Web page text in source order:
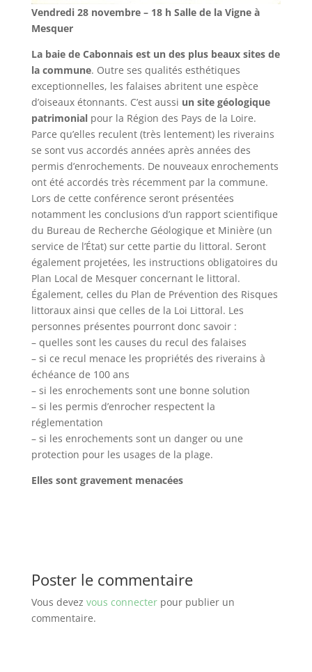
Vendredi 28 novembre – 18 h Salle de la Vigne à
Mesquer
La baie de Cabonnais est un des plus beaux sites de
la commune. Outre ses qualités esthétiques
exceptionnelles, les falaises abritent une espèce
d’oiseaux étonnants. C’est aussi un site géologique
patrimonialpour la Région des Pays de la Loire.
Parce qu’elles reculent (très lentement) les riverains
se sont vus accordés années après années des
permis d’enrochements. De nouveaux enrochements
ont été accordés très récemment par la commune.
Lors de cette conférence seront présentées
notamment les conclusions d’un rapport scientifique
du Bureau de Recherche Géologique et Minière (un
service de l’État) sur cette partie du littoral. Seront
également projetées, les instructions obligatoires du
Plan Local de Mesquer concernant le littoral.
Également, celles du Plan de Prévention des Risques
littoraux ainsi que celles de la Loi Littoral. Les
personnes présentes pourront donc savoir :
– quelles sont les causes du recul des falaises
– si ce recul menace les propriétés des riverains à
échéance de 100 ans
– si les enrochements sont une bonne solution
– si les permis d’enrocher respectent la
réglementation
– si les enrochements sont un danger ou une
protection pour les usages de la plage.
Elles sont gravement menacées
Poster le commentaire
Vous devez vous connecterpour publier un
commentaire.